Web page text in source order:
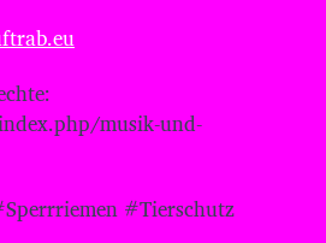
musik-und-
#Tierschutz